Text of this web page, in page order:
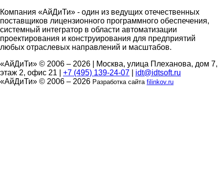
Компания «АйДиТи» - один из ведущих отечественных
поставщиков лицензионного программного обеспечения,
системный интегратор в области автоматизации
проектирования и конструирования для предприятий
любых отраслевых направлений и масштабов.
«АйДиТи» © 2006 – 2026
Москва, улица Плеханова, дом 7,
этаж 2, офис 21
+7 (495) 139-24-07
idt@idtsoft.ru
«АйДиТи» © 2006 – 2026 Разработка сайта filinkov.ru